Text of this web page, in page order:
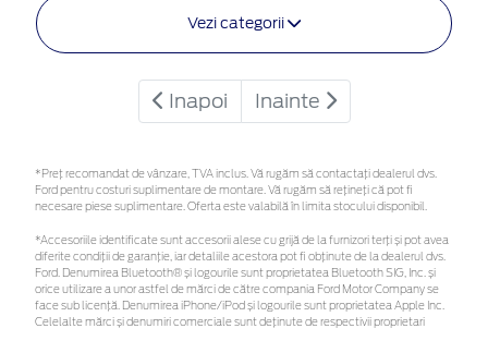
Vezi categorii
Inapoi Inainte
*Preţ recomandat de vânzare, TVA inclus. Vă rugăm să contactaţi dealerul dvs.
Ford pentru costuri suplimentare de montare. Vă rugăm să rețineți că pot fi
necesare piese suplimentare. Oferta este valabilă în limita stocului disponibil.
*Accesoriile identificate sunt accesorii alese cu grijă de la furnizori terți și pot avea
diferite condiții de garanție, iar detaliile acestora pot fi obținute de la dealerul dvs.
Ford. Denumirea Bluetooth® și logourile sunt proprietatea Bluetooth SIG, Inc. și
orice utilizare a unor astfel de mărci de către compania Ford Motor Company se
face sub licență. Denumirea iPhone/iPod și logourile sunt proprietatea Apple Inc.
Celelalte mărci și denumiri comerciale sunt deținute de respectivii proprietari